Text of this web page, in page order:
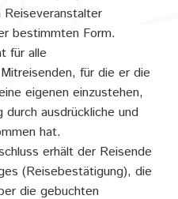
Reiseveranstalter
bestimmten Form.
für alle
für die er die
eigenen einzustehen,
ausdrückliche und
hat.
erhält der Reisende
(Reisebestätigung), die
die gebuchten